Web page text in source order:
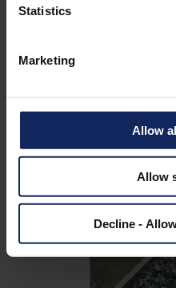
Statistics
Marketing
Allow
Allow
Decline -